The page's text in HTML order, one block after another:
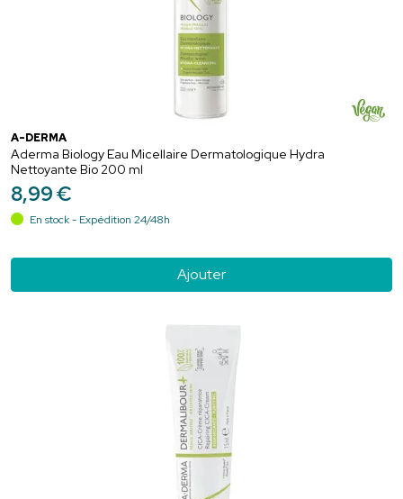
A-DERMA
Aderma Biology Eau Micellaire Dermatologique Hydra
Nettoyante Bio 200 ml
8,99€
En stock - Expédition 24/48h
Ajouter